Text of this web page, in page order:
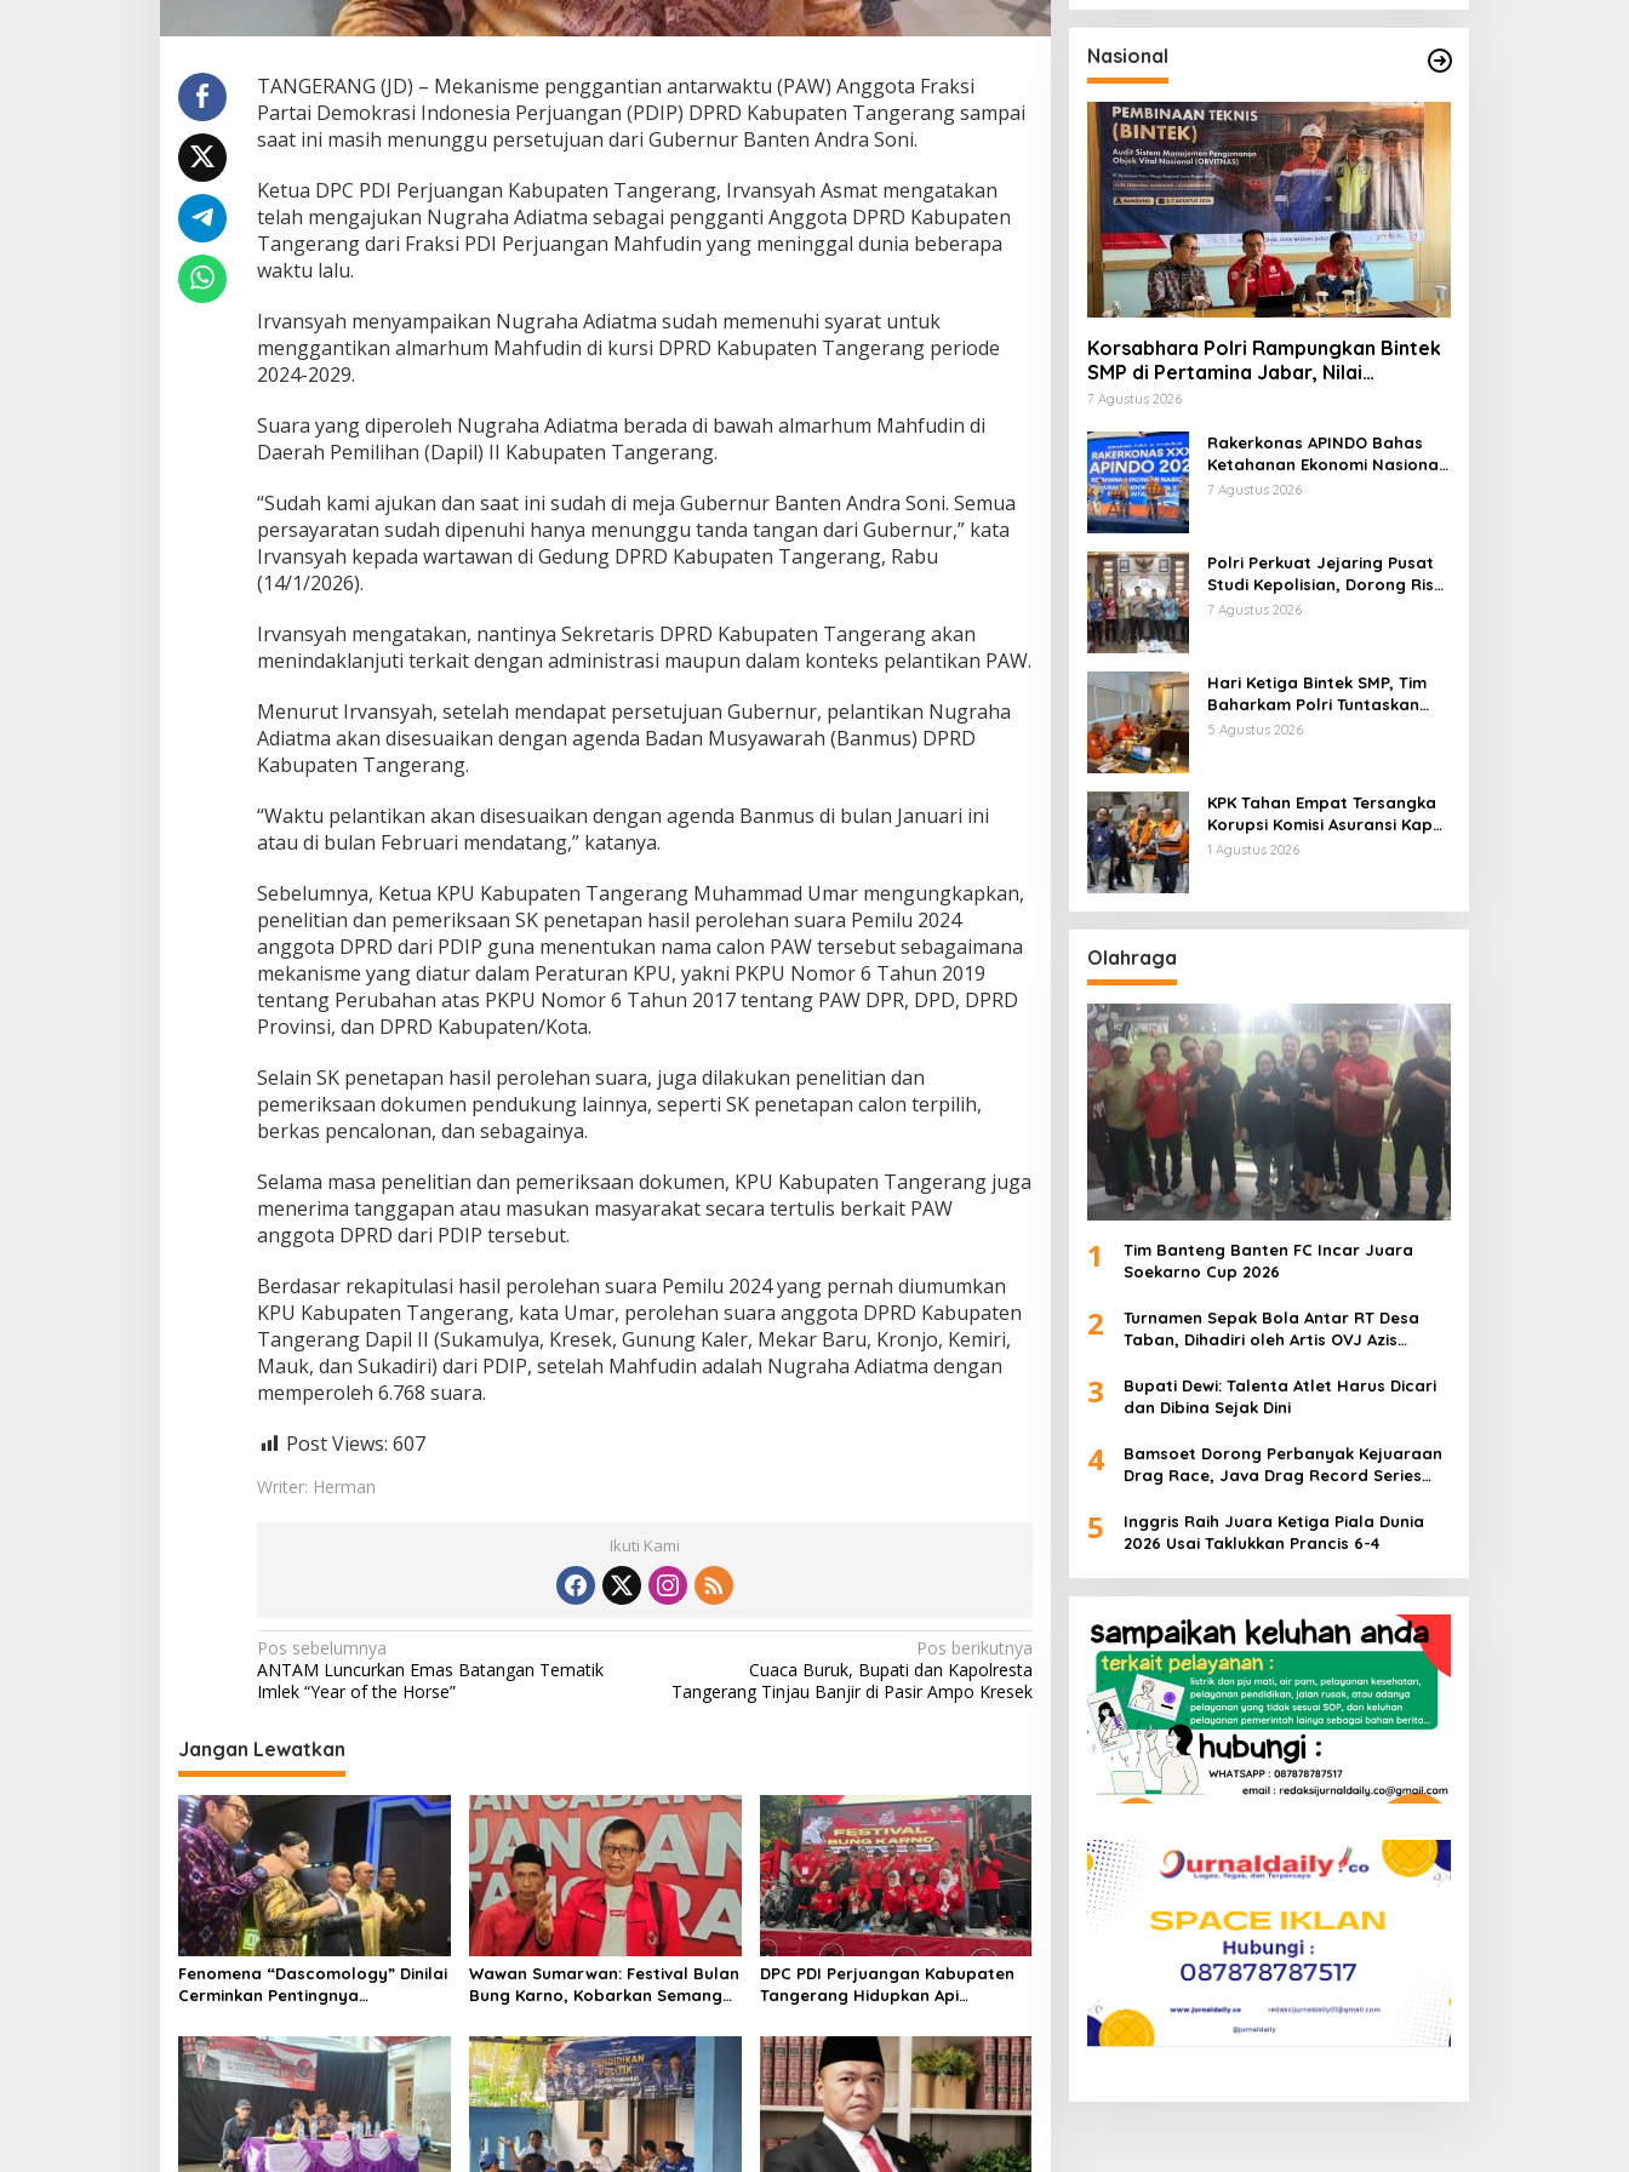
a
g
T
u
n
g
u
e
r
e
t
u
j
a
n
u
b
e
r
n
r
B
a
t
e
n
TANGERANG (JD) – Mekanisme penggantian antarwaktu (PAW) Anggota Fraksi
Partai Demokrasi Indonesia Perjuangan (PDIP) DPRD Kabupaten Tangerang sampai
saat ini masih menunggu persetujuan dari Gubernur Banten Andra Soni.
Ketua DPC PDI Perjuangan Kabupaten Tangerang, Irvansyah Asmat mengatakan
telah mengajukan Nugraha Adiatma sebagai pengganti Anggota DPRD Kabupaten
Tangerang dari Fraksi PDI Perjuangan Mahfudin yang meninggal dunia beberapa
waktu lalu.
Irvansyah menyampaikan Nugraha Adiatma sudah memenuhi syarat untuk
menggantikan almarhum Mahfudin di kursi DPRD Kabupaten Tangerang periode
2024-2029.
Suara yang diperoleh Nugraha Adiatma berada di bawah almarhum Mahfudin di
Daerah Pemilihan (Dapil) II Kabupaten Tangerang.
“Sudah kami ajukan dan saat ini sudah di meja Gubernur Banten Andra Soni. Semua
persayaratan sudah dipenuhi hanya menunggu tanda tangan dari Gubernur,” kata
Irvansyah kepada wartawan di Gedung DPRD Kabupaten Tangerang, Rabu
(14/1/2026).
Irvansyah mengatakan, nantinya Sekretaris DPRD Kabupaten Tangerang akan
menindaklanjuti terkait dengan administrasi maupun dalam konteks pelantikan PAW.
Menurut Irvansyah, setelah mendapat persetujuan Gubernur, pelantikan Nugraha
Adiatma akan disesuaikan dengan agenda Badan Musyawarah (Banmus) DPRD
Kabupaten Tangerang.
“Waktu pelantikan akan disesuaikan dengan agenda Banmus di bulan Januari ini
atau di bulan Februari mendatang,” katanya.
Sebelumnya, Ketua KPU Kabupaten Tangerang Muhammad Umar mengungkapkan,
penelitian dan pemeriksaan SK penetapan hasil perolehan suara Pemilu 2024
anggota DPRD dari PDIP guna menentukan nama calon PAW tersebut sebagaimana
mekanisme yang diatur dalam Peraturan KPU, yakni PKPU Nomor 6 Tahun 2019
tentang Perubahan atas PKPU Nomor 6 Tahun 2017 tentang PAW DPR, DPD, DPRD
Provinsi, dan DPRD Kabupaten/Kota.
Selain SK penetapan hasil perolehan suara, juga dilakukan penelitian dan
pemeriksaan dokumen pendukung lainnya, seperti SK penetapan calon terpilih,
berkas pencalonan, dan sebagainya.
Selama masa penelitian dan pemeriksaan dokumen, KPU Kabupaten Tangerang juga
menerima tanggapan atau masukan masyarakat secara tertulis berkait PAW
anggota DPRD dari PDIP tersebut.
Berdasar rekapitulasi hasil perolehan suara Pemilu 2024 yang pernah diumumkan
KPU Kabupaten Tangerang, kata Umar, perolehan suara anggota DPRD Kabupaten
Tangerang Dapil II (Sukamulya, Kresek, Gunung Kaler, Mekar Baru, Kronjo, Kemiri,
Mauk, dan Sukadiri) dari PDIP, setelah Mahfudin adalah Nugraha Adiatma dengan
memperoleh 6.768 suara.
Post Views: 607
Writer: Herman
Ikuti Kami
N
a
i
g
s
i
p
o
s
Pos sebelumnya
ANTAM Luncurkan Emas Batangan Tematik
Imlek “Year of the Horse”
Pos berikutnya
Cuaca Buruk, Bupati dan Kapolresta
Tangerang Tinjau Banjir di Pasir Ampo Kresek
Jangan Lewatkan
Fenomena “Dascomology” Dinilai
Cerminkan Pentingnya
Menjaga Kepercayaan Publik
Wawan Sumarwan: Festival Bulan
Bung Karno, Kobarkan Semangat
Sosial
DPC PDI Perjuangan Kabupaten
Tangerang Hidupkan Api
Festival Bulan Bung Karno
Nasional
Korsabhara Polri Rampungkan Bintek
SMP di Pertamina Jabar, Nilai
Pengamanan Capai 88,44 Persen
7 Agustus 2026
Rakerkonas APINDO Bahas
Ketahanan Ekonomi Nasional,
IMO Indonesia Soroti
7 Agustus 2026
Polri Perkuat Jejaring Pusat
Studi Kepolisian, Dorong Riset
Jadi Dasar Kebijakan dan
7 Agustus 2026
Hari Ketiga Bintek SMP, Tim
Baharkam Polri Tuntaskan
Pemeriksaan Pola
5 Agustus 2026
KPK Tahan Empat Tersangka
Korupsi Komisi Asuransi Kapal
PT Pelni
1 Agustus 2026
Olahraga
1
Tim Banteng Banten FC Incar Juara
Soekarno Cup 2026
2
Turnamen Sepak Bola Antar RT Desa
Taban, Dihadiri oleh Artis OVJ Azis
3
Bupati Dewi: Talenta Atlet Harus Dicari
dan Dibina Sejak Dini
4
Bamsoet Dorong Perbanyak Kejuaraan
Drag Race, Java Drag Record Series
Muda
5
Inggris Raih Juara Ketiga Piala Dunia
2026 Usai Taklukkan Prancis 6-4